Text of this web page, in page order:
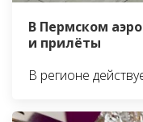
В Пермском
и прилёты
В регионе